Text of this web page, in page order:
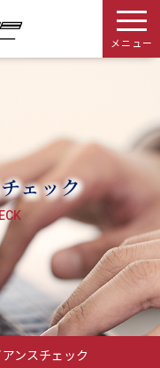
メニュー
ェック
ンスチェック